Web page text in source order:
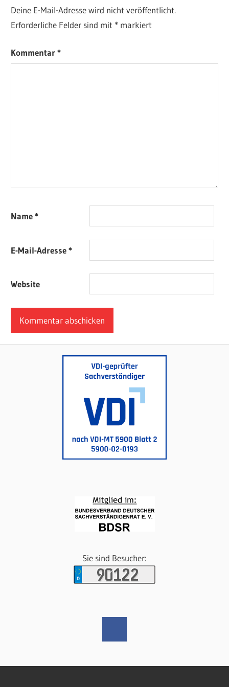
Deine E-Mail-Adresse wird nicht veröffentlicht.
Erforderliche Felder sind mit * markiert
Kommentar*
Name*
E-Mail-Adresse*
Website
Sie sind Besucher: